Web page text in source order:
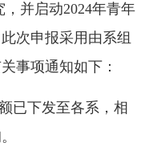
并启动2024年青年
次申报采用由系组
事项通知如下：
已下发至各系，相